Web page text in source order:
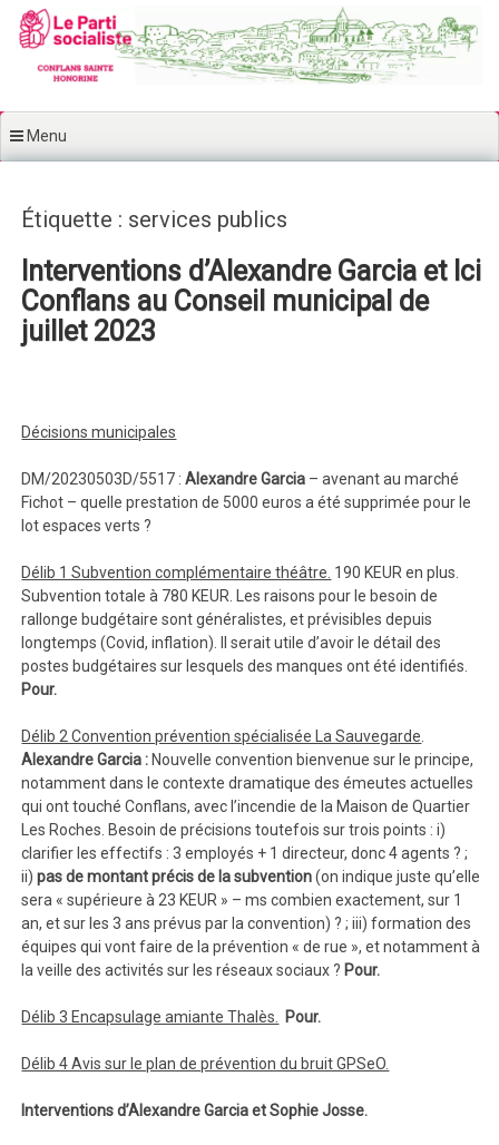
Aller au contenu principal
Menu
Étiquette : services publics
Interventions d’Alexandre Garcia et Ici
Conflans au Conseil municipal de
juillet 2023
Décisions municipales
DM/20230503D/5517 :Alexandre Garcia – avenant au marché
Fichot – quelle prestation de 5000 euros a été supprimée pour le
lot espaces verts ?
Délib 1 Subvention complémentaire théâtre. 190 KEUR en plus.
Subvention totale à 780 KEUR. Les raisons pour le besoin de
rallonge budgétaire sont généralistes, et prévisibles depuis
longtemps (Covid, inflation). Il serait utile d’avoir le détail des
postes budgétaires sur lesquels des manques ont été identifiés.
Pour.
Délib 2 Convention prévention spécialisée La Sauvegarde
Alexandre Garcia : Nouvelle convention bienvenue sur le principe,
notamment dans le contexte dramatique des émeutes actuelles
qui ont touché Conflans, avec l’incendie de la Maison de Quartier
Les Roches. Besoin de précisions toutefois sur trois points : i)
clarifier les effectifs : 3 employés + 1 directeur, donc 4 agents ? ;
ii)pas de montant précis de la subvention(on indique juste qu’elle
sera « supérieure à 23 KEUR » – ms combien exactement, sur 1
an, et sur les 3 ans prévus par la convention) ? ; iii) formation des
équipes qui vont faire de la prévention « de rue », et notamment à
la veille des activités sur les réseaux sociaux ? Pour.
Délib 3 Encapsulage amiante Thalès. Pour.
Délib 4 Avis sur le plan de prévention du bruit GPSeO.
Interventions d’Alexandre Garcia et Sophie Josse.